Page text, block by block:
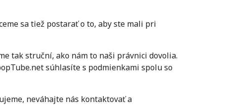
sa tiež postarať o to, aby ste mali pri
tak struční, ako nám to naši právnici dovolia.
súhlasíte s podmienkami spolu so
neváhajte nás kontaktovať a